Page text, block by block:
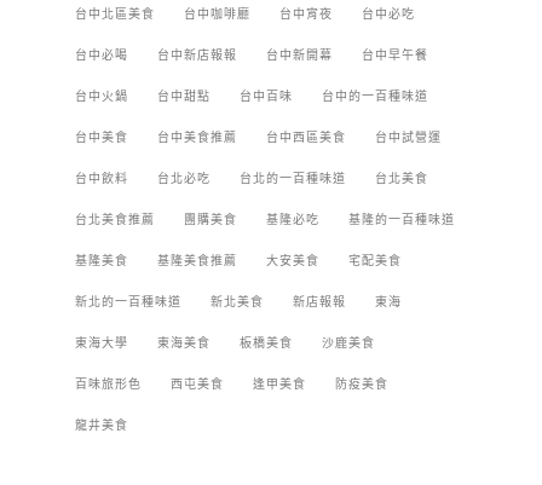
台中北區美食 台中咖啡廳 台中宵夜 台中必吃
台中必喝 台中新店報報 台中新開幕 台中早午餐
台中火鍋 台中甜點 台中百味 台中的一百種味道
台中美食 台中美食推薦 台中西區美食 台中試營運
台中飲料 台北必吃 台北的一百種味道 台北美食
台北美食推薦 團購美食 基隆必吃 基隆的一百種味道
基隆美食 基隆美食推薦 大安美食 宅配美食
新北的一百種味道 新北美食 新店報報 東海
東海大學 東海美食 板橋美食 沙鹿美食
百味旅形色 西屯美食 逢甲美食 防疫美食
龍井美食